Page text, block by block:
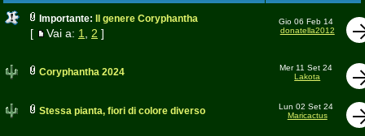
Importante: Il genere Coryphantha
[ Vai a: 1 2 ]
Gio 06 Feb 14
donatella2012
Coryphantha 2024
Mer 11 Set 24
Lakota
Stessa pianta, fiori di colore diverso
Lun 02 Set 24
Maricactus